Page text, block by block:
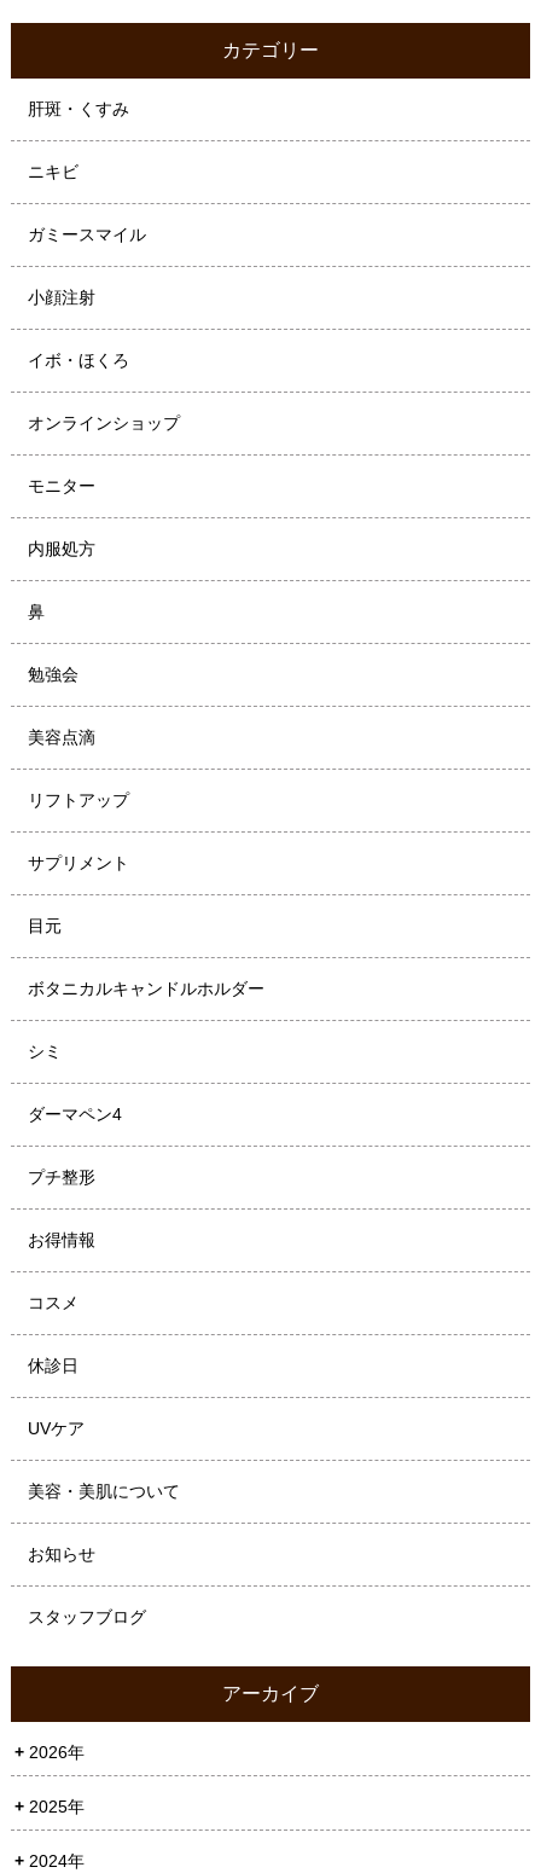
カテゴリー
肝斑・くすみ
ニキビ
ガミースマイル
小顔注射
イボ・ほくろ
オンラインショップ
モニター
内服処方
鼻
勉強会
美容点滴
リフトアップ
サプリメント
目元
ボタニカルキャンドルホルダー
シミ
ダーマペン4
プチ整形
お得情報
コスメ
休診日
UVケア
美容・美肌について
お知らせ
スタッフブログ
アーカイブ
2026年
2025年
2024年